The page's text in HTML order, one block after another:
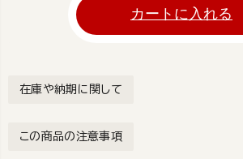
カートに入れる
在庫や納期に関して
この商品の注意事項